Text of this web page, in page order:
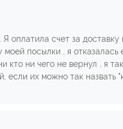
оплатила счет за
посылки , я
кто ни чего не вернул , я
если их можно так